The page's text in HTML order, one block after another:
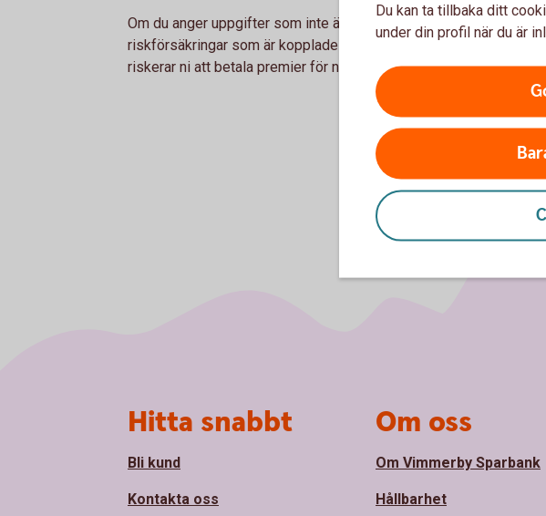
Om du anger uppgifter som inte är sanna eller fullständiga kan det
riskförsäkringar som är kopplade till försäkringen inte gäller när
riskerar ni att betala premier för något ni inte kan använda fullt ut.
Du kan ta tillbaka ditt
under din profil när du är
Hitta snabbt
Bli kund
Kontakta oss
Om oss
Om Vimmerby Sparbank
Hållbarhet